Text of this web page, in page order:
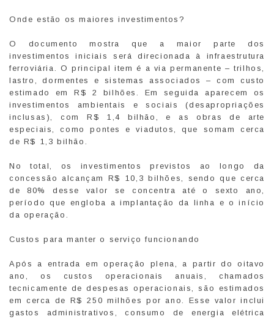
Onde estão os maiores investimentos?
O documento mostra que a maior parte dos
investimentos iniciais será direcionada à infraestrutura
ferroviária. O principal item é a via permanente – trilhos,
lastro, dormentes e sistemas associados – com custo
estimado em R$ 2 bilhões. Em seguida aparecem os
investimentos ambientais e sociais (desapropriações
inclusas), com R$ 1,4 bilhão, e as obras de arte
especiais, como pontes e viadutos, que somam cerca
de R$ 1,3 bilhão.
No total, os investimentos previstos ao longo da
concessão alcançam R$ 10,3 bilhões, sendo que cerca
de 80% desse valor se concentra até o sexto ano,
período que engloba a implantação da linha e o início
da operação.
Custos para manter o serviço funcionando
Após a entrada em operação plena, a partir do oitavo
ano, os custos operacionais anuais, chamados
tecnicamente de despesas operacionais, são estimados
em cerca de R$ 250 milhões por ano. Esse valor inclui
gastos administrativos, consumo de energia elétrica